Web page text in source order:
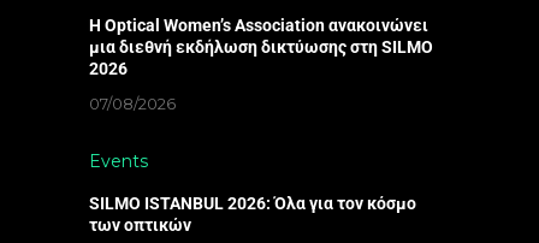
Η Optical Women’s Association ανακοινώνει
μια διεθνή εκδήλωση δικτύωσης στη SILMO
2026
07/08/2026
Events
SILMO ISTANBUL 2026: Όλα για τον κόσμο
των οπτικών